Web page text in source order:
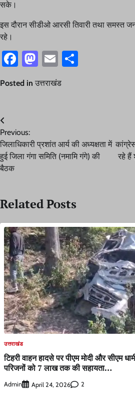
सके।
इस दौरान सीडीओ आरसी तिवारी तथा समस्त
रहे।
Facebook
Mastodon
Email
Posted in उत्तराखंड
Post
navigation
Previous:
जिलाधिकारी प्रशांत आर्य की अध्यक्षता में
हुई जिला गंगा समिति (नमामि गंगे) की
बैठक
रहे हैं
Related Posts
उत्तराखंड
टिहरी वाहन हादसे पर पीएम मोदी और सीएम
परिजनों को 7 लाख तक की सहायता…
Admin April 24, 2026 2